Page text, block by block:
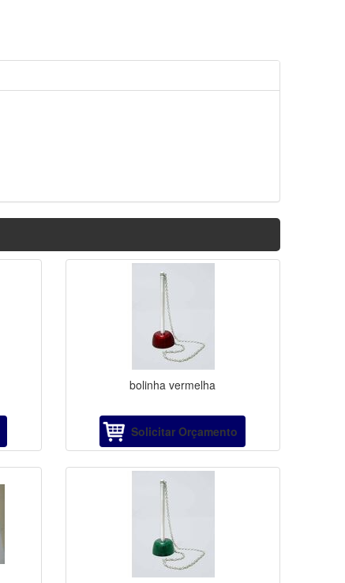
bolinha vermelha
Solicitar Orçamento